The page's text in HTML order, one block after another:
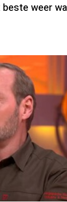
beste weer